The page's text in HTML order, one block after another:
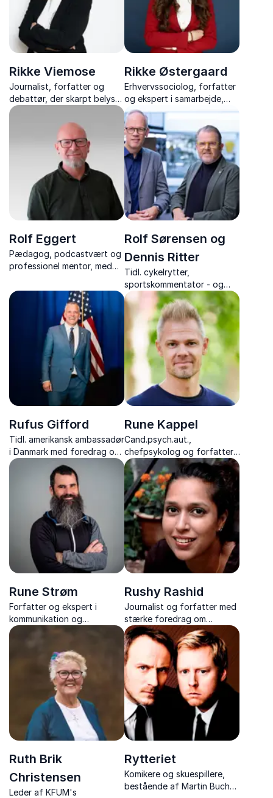
Rikke Viemose
Journalist, forfatter og
debattør, der skarpt belyser
emner som køn, stalking,
kultur og cancelkultur med
erfaringer fra hendes
professionelle og personlige
Rikke Østergaard
Erhvervssociolog, forfatter
og ekspert i samarbejde,
stress og konfliktløsning
Rolf Eggert
Pædagog, podcastvært og
professionel mentor, med
mønsterbrud, relationer og
håb – baseret på en livsrejse
fra modgang til
meningsfuldhed.
Rolf Sørensen og
Dennis Ritter
Tidl. cykelrytter,
sportskommentator - og
TV-vært, med foredrag om
Touren, cykelsportens
hemmeligheder og
personlige anekdoter fra
cykellegenden og
kommentatoren.
Rufus Gifford
Tidl. amerikansk ambassadør
i Danmark med foredrag om
diplomati, mangfoldighed
og moderne lederskab.
Rune Kappel
Cand.psych.aut.,
chefpsykolog og forfatter,
der omsætter ny forskning
til inspirerende og praktisk
viden om psykologi, digital
trivsel og selvkontrol.
Rune Strøm
Forfatter og ekspert i
kommunikation og
konflikthåndtering, med
foredrag der giver stærke
redskaber.
Rushy Rashid
Journalist og forfatter med
stærke foredrag om
kulturmøder, demokrati og
mangfoldighed – baseret på
egne livserfaringer.
Ruth Brik
Christensen
Leder af KFUM's
Rytteriet
Komikere og skuespillere,
bestående af Martin Buch